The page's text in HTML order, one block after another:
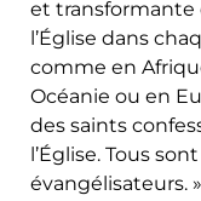
et transformante
l’Église dans
comme en
Océanie ou en
des saints
l’Église. Tous
évangélisateurs. »